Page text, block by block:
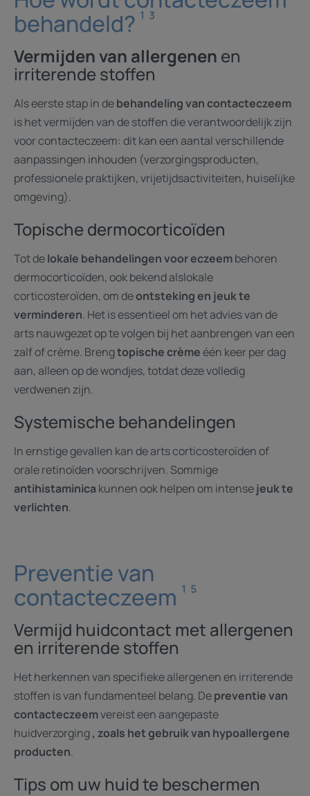
behandeld? ¹ ³
Vermijden van allergenen en
irriterende stoffen
Als eerste stap in debehandeling van contacteczeem
is het vermijden van de stoffen die verantwoordelijk zijn
voor contacteczeem: dit kan een aantal verschillende
aanpassingen inhouden (verzorgingsproducten,
professionele praktijken, vrijetijdsactiviteiten, huiselijke
omgeving).
Topische dermocorticoïden
Tot delokale behandelingen voor eczeembehoren
dermocorticoïden, ook bekend alslokale
corticosteroïden, om deontsteking en jeuk te
verminderen. Het is essentieel om het advies van de
arts nauwgezet op te volgen bij het aanbrengen van een
zalf of crème. Brengtopische crèmeéén keer per dag
aan, alleen op de wondjes, totdat deze volledig
verdwenen zijn.
Systemische behandelingen
In ernstige gevallen kan de arts corticosteroïden of
orale retinoïden voorschrijven. Sommige
antihistaminica kunnen ook helpen om intensejeuk te
verlichten.
Preventie van
contacteczeem ¹ ⁵
Vermijd huidcontact met allergenen
en irriterende stoffen
Het herkennen van specifieke allergenen en irriterende
stoffen is van fundamenteel belang. Depreventie van
contacteczeemvereist een aangepaste
huidverzorging, zoals het gebruik van hypoallergene
producten.
Tips om uw huid te beschermen